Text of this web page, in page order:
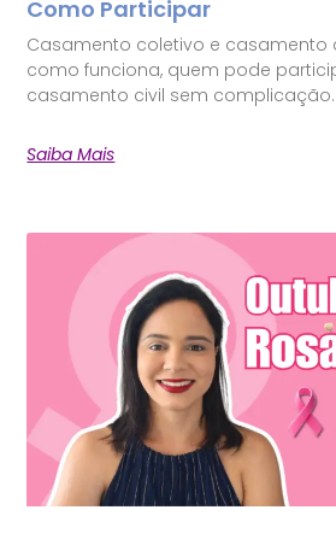
Como Participar
Casamento coletivo e casamento
como funciona, quem pode
casamento civil sem complicação.
Saiba Mais